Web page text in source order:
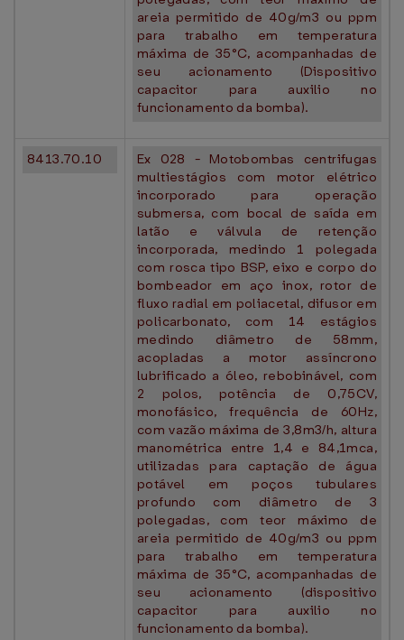
areia permitido de 40g/m3 ou ppm
para trabalho em temperatura
máxima de 35°C, acompanhadas de
seu acionamento (Dispositivo
capacitor para auxilio no
funcionamento da bomba).
8413.70.10
Ex 028 - Motobombas centrifugas
multiestágios com motor elétrico
incorporado para operação
submersa, com bocal de saída em
latão e válvula de retenção
incorporada, medindo 1 polegada
com rosca tipo BSP, eixo e corpo do
bombeador em aço inox, rotor de
fluxo radial em poliacetal, difusor em
policarbonato, com 14 estágios
medindo diâmetro de 58mm,
acopladas a motor assíncrono
lubrificado a óleo, rebobinável, com
2 polos, potência de 0,75CV,
monofásico, frequência de 60Hz,
com vazão máxima de 3,8m3/h, altura
manométrica entre 1,4 e 84,1mca,
utilizadas para captação de água
potável em poços tubulares
profundo com diâmetro de 3
polegadas, com teor máximo de
areia permitido de 40g/m3 ou ppm
para trabalho em temperatura
máxima de 35°C, acompanhadas de
seu acionamento (dispositivo
capacitor para auxilio no
funcionamento da bomba).